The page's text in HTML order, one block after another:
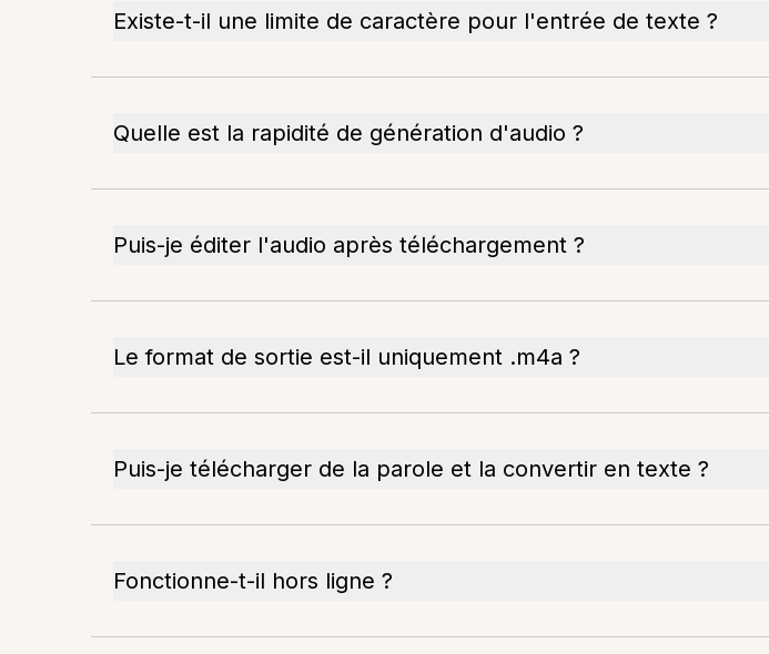
Existe-t-il une limite de caractère pour l'entrée de texte ?
Quelle est la rapidité de génération d'audio ?
Puis-je éditer l'audio après téléchargement ?
Le format de sortie est-il uniquement .m4a ?
Puis-je télécharger de la parole et la convertir en texte ?
Fonctionne-t-il hors ligne ?